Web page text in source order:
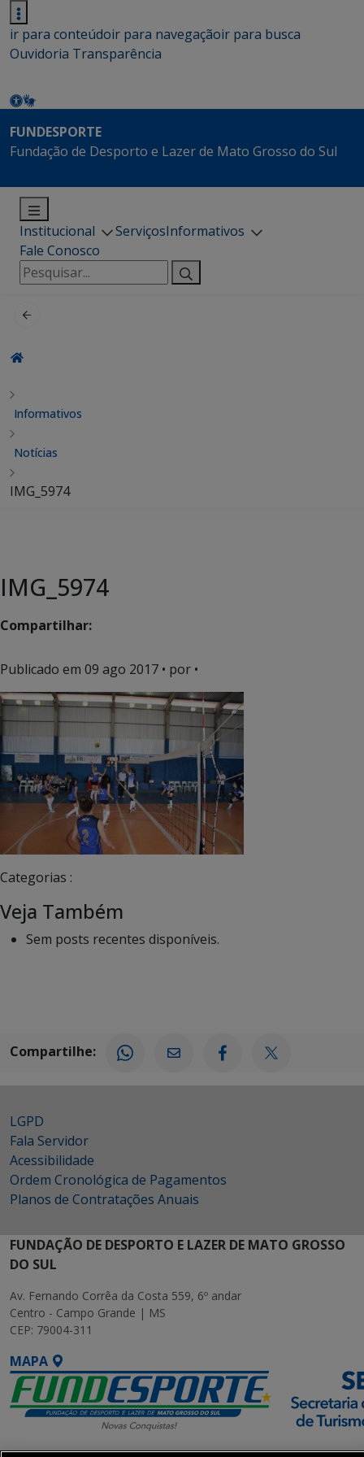
ir para conteúdoir para navegaçãoir para busca
Ouvidoria Transparência
FUNDESPORTE
Fundação de Desporto e Lazer de Mato Grosso do Sul
Institucional ServiçosInformativos
Fale Conosco
Pesquisar
por:
Informativos
Notícias
IMG_5974
IMG_5974
Compartilhar:
Publicado em 09 ago 2017 • por •
Categorias :
Veja Também
Sem posts recentes disponíveis.
Compartilhe:
LGPD
Fala Servidor
Acessibilidade
Ordem Cronológica de Pagamentos
Planos de Contratações Anuais
FUNDAÇÃO DE DESPORTO E LAZER DE MATO GROSSO
DO SUL
Av. Fernando Corrêa da Costa 559, 6º andar
Centro - Campo Grande | MS
CEP: 79004-311
MAPA